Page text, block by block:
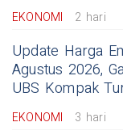
EKONOMI 2 hari
Update Harga
Agustus 2026,
UBS Kompak
EKONOMI 3 hari